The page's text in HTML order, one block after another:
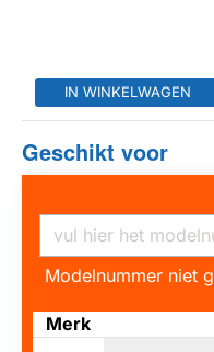
IN WINKELWAGEN
Geschikt voor
Modelnummer niet
Merk